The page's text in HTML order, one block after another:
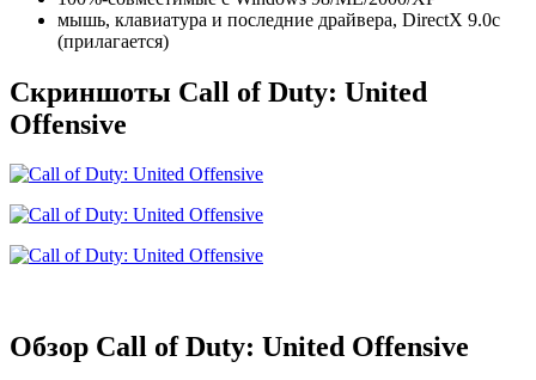
мышь, клавиатура и последние драйвера, DirectX 9.0c
(прилагается)
Скриншоты Call of Duty: United
Offensive
Обзор Call of Duty: United Offensive